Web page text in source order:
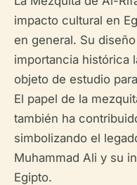
impacto cultural en
en general. Su
importancia histórica
objeto de estudio
El papel de la
también ha
simbolizando el
Muhammad Ali y su
Egipto.